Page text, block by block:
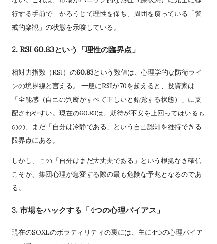
行する手前で、かろうじて理性を保ち、周囲を窺っている「警
戒的楽観」の状態を示唆している。
2. RSI 60.83という「理性の臨界点」
相対力指数（RSI）の60.83という数値は、心理学的な防衛ライ
ンの境界線と言える。 一般にRSIが70を超えると、投資家は
「全能感（自己の判断がすべて正しいと錯覚する状態）」に支
配されやすい。現在の60.83は、期待が不安を上回ってはいるも
のの、まだ「自分は冷静である」という自己認知を維持できる
限界点にある。
しかし、この「自分はまだ大丈夫である」という根拠なき確信
こそが、集団心理が急変する際の最も危険な予兆となるのであ
る。
3. 市場をハックする「4つの心理バイアス」
現在のSOXLのボラティリティの裏には、主に4つの心理バイア